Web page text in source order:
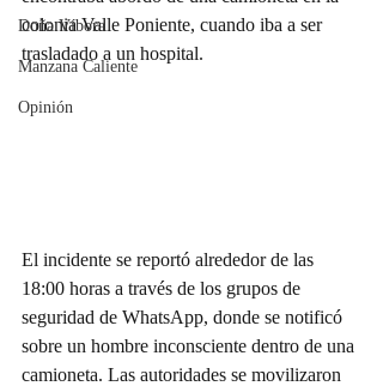
Doña Víbora
Manzana Caliente
Opinión
colonia Valle Poniente, cuando iba a ser
trasladado a un hospital.
El incidente se reportó alrededor de las
18:00 horas a través de los grupos de
seguridad de WhatsApp, donde se notificó
sobre un hombre inconsciente dentro de una
camioneta. Las autoridades se movilizaron